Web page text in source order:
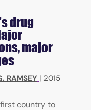
drug
major
RAMSEY | 2015
country to